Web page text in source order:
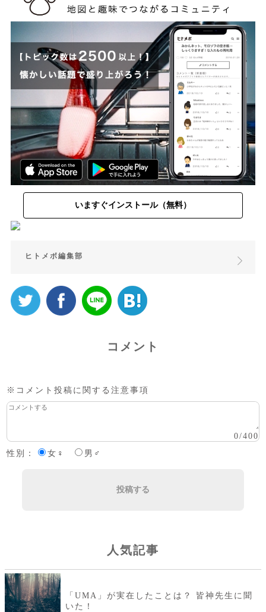
いますぐインストール（無料）
ヒトメボ編集部
コメント
※コメント投稿に関する注意事項
0/400
性別：
女♀ 男♂
投稿する
人気記事
「UMA」が実在したことは？ 皆神先生に聞
いた！